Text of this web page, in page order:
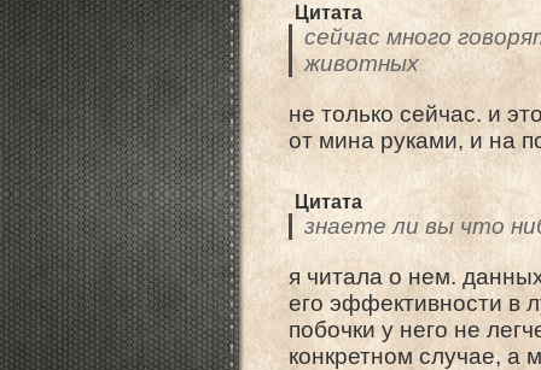
Цитата
сейчас много
животных
не только сейчас. и
от мина руками, и на
Цитата
знаете ли вы что
я читала о нем.
его эффективности в
побочки у него не
конкретном случае, а